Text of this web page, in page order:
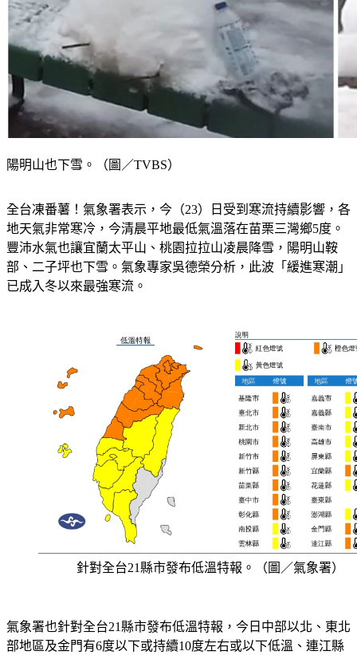
陽明山也下雪。（圖／TVBS）
全台凍番薯！氣象署表示，今（23）日受到寒流持續影響，各
地天氣非常寒冷，今清晨平地最低氣溫落在苗栗三灣鄉5度。
豐沛水氣也讓宜蘭太平山、桃園拉拉山凌晨降雪，陽明山鞍
部、二子坪也下雪。氣象專家吳德榮分析，此波「緩進寒潮」
已成入冬以來最強寒流。
針對全台21縣市發布低溫特報。（圖／氣象署）
氣象署也針對全台21縣市發布低溫特報，今日中部以北、東北
部地區及金門有6度以下或持續10度左右或以下低溫、連江縣